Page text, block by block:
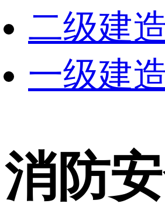
二级建
一级建
消防